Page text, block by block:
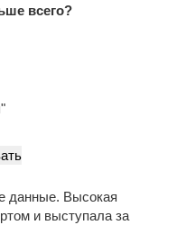
всего?
данные. Высокая
и выступала за